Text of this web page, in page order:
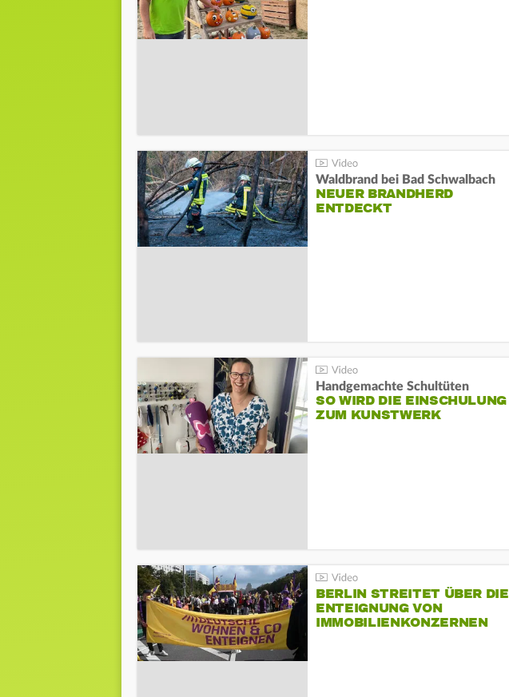
Waldbrand bei Bad Schwalbach
NEUER BRANDHERD
ENTDECKT
Handgemachte Schultüten
SO WIRD DIE EINSCHULUNG
ZUM KUNSTWERK
BERLIN STREITET ÜBER DIE
ENTEIGNUNG VON
IMMOBILIENKONZERNEN